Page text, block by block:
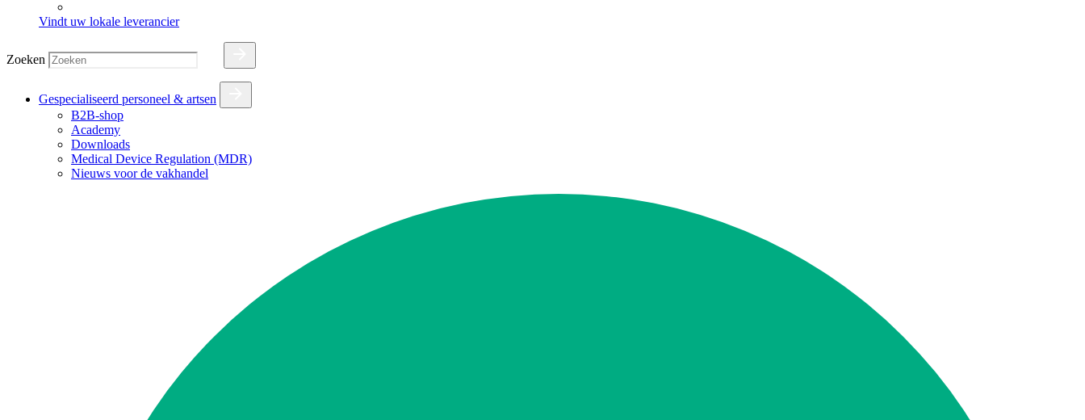
Vindt uw lokale leverancier
Zoeken
Gespecialiseerd personeel & artsen
B2B-shop
Academy
Downloads
Medical Device Regulation (MDR)
Nieuws voor de vakhandel